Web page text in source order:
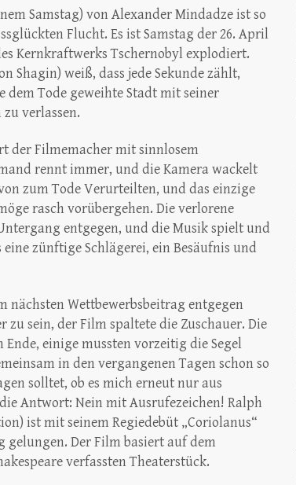
Samstag) von Alexander Mindadze ist so
Flucht. Es ist Samstag der 26. April
Kernkraftwerks Tschernobyl explodiert.
Shagin) weiß, dass jede Sekunde zählt,
Tode geweihte Stadt mit seiner
verlassen.
der Filmemacher mit sinnlosem
rennt immer, und die Kamera wackelt
zum Tode Verurteilten, und das einzige
rasch vorübergehen. Die verlorene
entgegen, und die Musik spielt und
zünftige Schlägerei, ein Besäufnis und
nächsten Wettbewerbsbeitrag entgegen
zu sein, der Film spaltete die Zuschauer. Die
einige mussten vorzeitig die Segel
in den vergangenen Tagen schon so
solltet, ob es mich erneut nur aus
Antwort: Nein mit Ausrufezeichen! Ralph
ist mit seinem Regiedebüt „Coriolanus“
Der Film basiert auf dem
verfassten Theaterstück.